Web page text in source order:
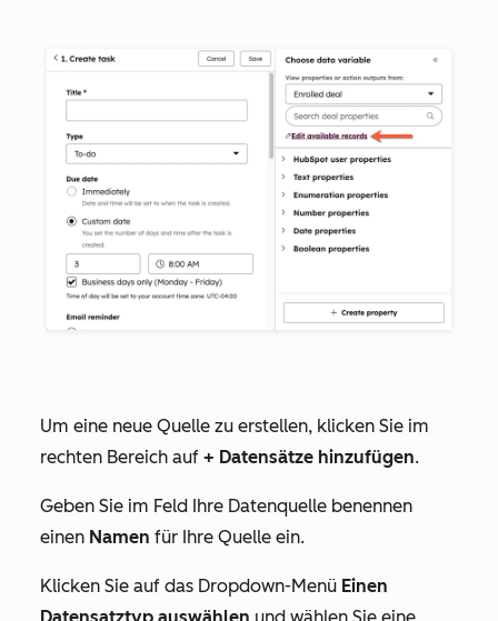
Um eine neue Quelle zu erstellen, klicken Sie im
rechten Bereich auf + Datensätze hinzufügen.
Geben Sie im Feld Ihre Datenquelle benennen
einen Namen für Ihre Quelle ein.
Klicken Sie auf das Dropdown-Menü Einen